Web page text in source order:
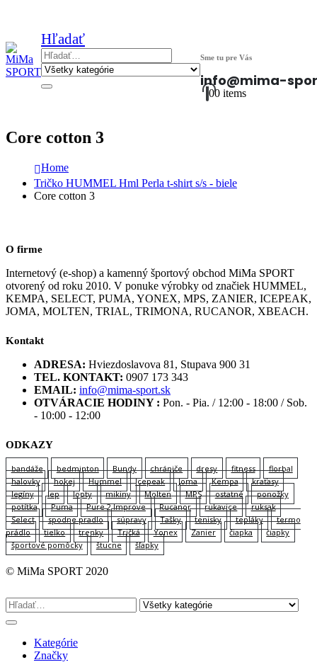
Hľadať
Sme tu pre Vás
info@mima-
00 items
Core cotton 3
Home
Tričko HUMMEL Hml Perla t-shirt s/s - biele
Core cotton 3
O firme
Internetový (e-shop) a kamenný športový obchod MiMa SPORT
otvorený od roku 2010. V ponuke výrobky od značiek HUMMEL,
KEMPA, SELECT, PUMA, YONEX, MPS, ZANIER, ICEPEAK,
JOMA, MOLTEN, TRIAL, TRIMONA, RUCANOR, XBEACH.
Kontakt
ADRESA: Hviezdoslavova 81, Stupava 900 31
TEL. KONTAKT: 0907 173 343
EMAIL: info@mima-sport.sk
OTVÁRACIE HODINY : Pon. - Pia. / 12:00 - 18:00 / Sob.
- 10:00 - 12:00
ODKAZY
bandáže bedminton Bundy chrániče dresy fitness
florbal
halovky
hokej Hummel Icepeak Joma Kempa
kraťasy
legíny
lep lopty mikiny Molten MPS ostatné
ponožky
potítka
Puma Pure 2 Improve Rucanor rukavice
ruksak
Select
spodne pradlo súpravy Tašky tenisky tepláky
termo
prádlo
tielko trenky Tričká Yonex Zanier čiapka
čiapky
športové pomôcky
štucne šľapky
© MiMa SPORT 2020
Kategórie
Značky